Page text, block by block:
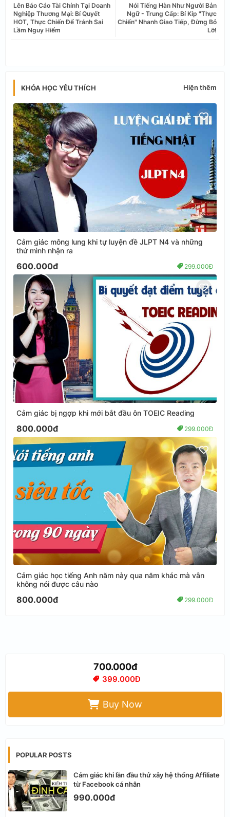
tter ats
Nói Tiếng Hàn Như Người Bản
Ngữ - Trung Cấp: Bí Kíp "Thực
Chiến" Nhanh Giao Tiếp, Đừng Bỏ
Lỡ!
Lên Báo Cáo Tài Chính Tại Doanh
Nghiệp Thương Mại: Bí Quyết
HOT, Thực Chiến Để Tránh Sai
Lầm Nguy Hiểm
KHÓA HỌC YÊU THÍCH Hiện thêm
Cảm giác mông lung khi tự luyện đề JLPT N4 và những
thứ mình nhận ra
600.000đ 299.000Đ
Cảm giác bị ngợp khi mới bắt đầu ôn TOEIC Reading
800.000đ 299.000Đ
Cảm giác học tiếng Anh năm này qua năm khác mà vẫn
không nói được câu nào
800.000đ 299.000Đ
700.000đ
399.000Đ
Buy Now
POPULAR POSTS
Cảm giác khi lần đầu thử xây hệ thống Affiliate
từ Facebook cá nhân
990.000đ